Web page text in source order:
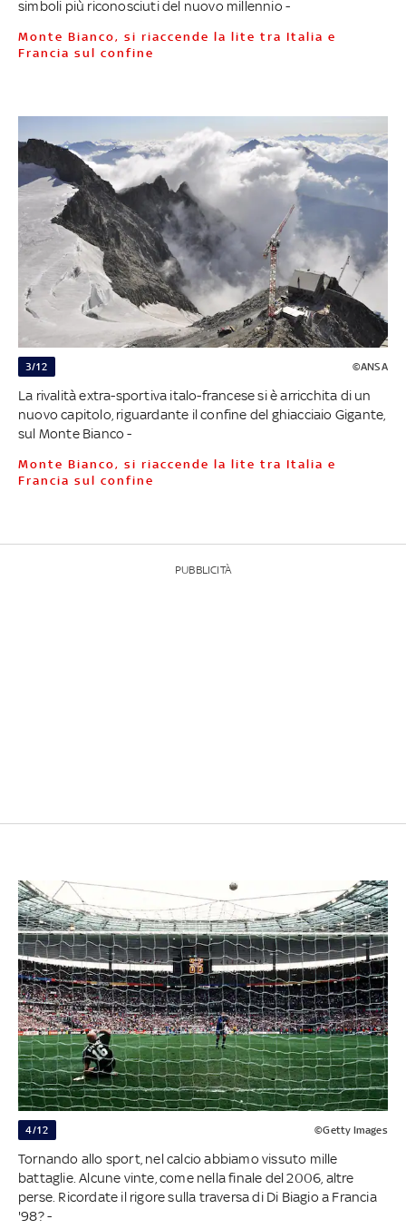
simboli più riconosciuti del nuovo millennio -
Monte Bianco, si riaccende la lite tra Italia e
Francia sul confine
3/12 ©ANSA
La rivalità extra-sportiva italo-francese si è arricchita di un
nuovo capitolo, riguardante il confine del ghiacciaio Gigante,
sul Monte Bianco -
Monte Bianco, si riaccende la lite tra Italia e
Francia sul confine
PUBBLICITÀ
4/12 ©Getty Images
Tornando allo sport, nel calcio abbiamo vissuto mille
battaglie. Alcune vinte, come nella finale del 2006, altre
perse. Ricordate il rigore sulla traversa di Di Biagio a Francia
'98? -